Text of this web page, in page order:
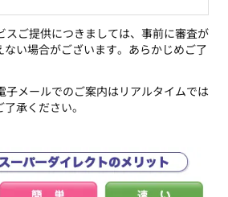
スご提供につきましては、事前に審査が
ない場合がございます。あらかじめご了
子メールでのご案内はリアルタイムでは
承ください。